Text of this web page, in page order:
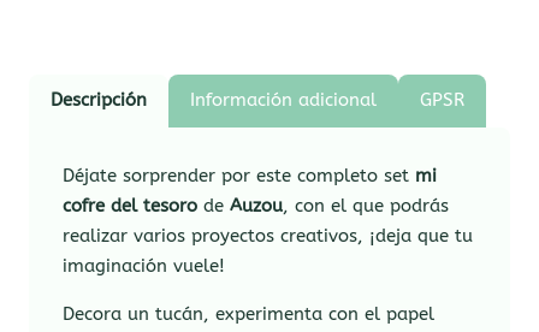
Descripción Información adicional GPSR
Déjate sorprender por este completo set mi
cofre del tesoro deAuzou, con el que podrás
realizar varios proyectos creativos, ¡deja que tu
imaginación vuele!
Decora un tucán, experimenta con el papel